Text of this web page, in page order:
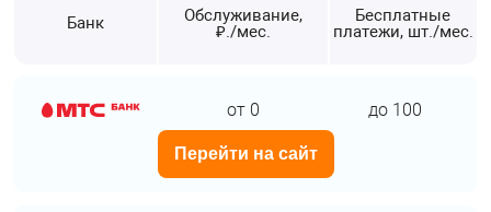
Банк
Обслуживание,
₽./мес.
Бесплатные
платежи, шт./мес.
от 0 до 100
Перейти на сайт